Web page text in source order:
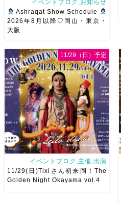
です♡皆様にお会いできますよ
うに
ご予約はメッセージく
ださい
お待ちしています
Ashraqat Show Schedule
岡山・8/22(土) […]
イベントブログ,お知らせ
Ashraqat Show Schedule
2026年8月以降♡岡山・東京・
大阪
イベントブログ,主催,出演
11/29(日)Tixiさん初来岡！The
Golden Night Okayama vol.4
11/29（日）予定